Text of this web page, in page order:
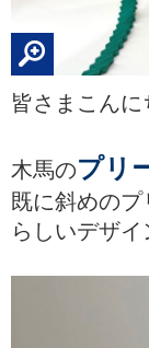
皆さまこんに
木馬のプリ
既に斜めの
らしいデザイ